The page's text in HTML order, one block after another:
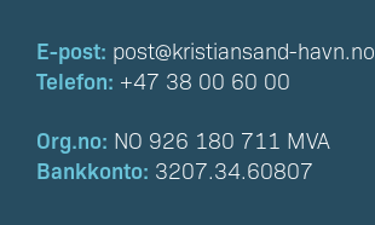
E-post: post@kristiansand-havn.no
Telefon: +47 38 00 60 00
Org.no: NO 926 180 711 MVA
Bankkonto: 3207.34.60807